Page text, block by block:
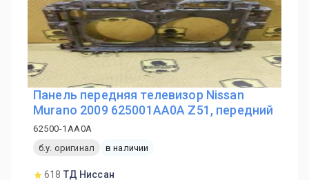
Панель передняя телевизор Nissan
Murano 2009 625001AA0A Z51, передний
62500-1AA0A
б.у. оригинал
в наличии
618 ТД Ниссан